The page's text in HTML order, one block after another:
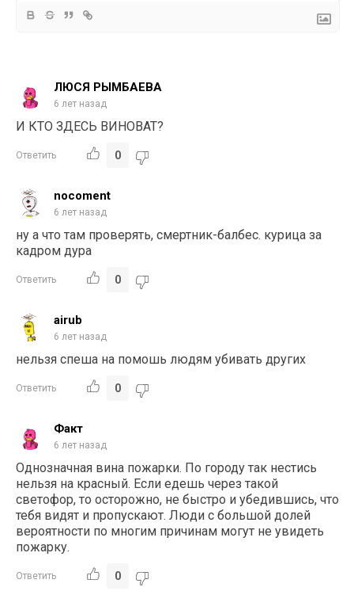
ЛЮСЯ РЫМБАЕВА
6 лет назад
И КТО ЗДЕСЬ ВИНОВАТ?
Ответить 0
nocoment
6 лет назад
ну а что там проверять, смертник-балбес. курица за
кадром дура
Ответить 0
airub
6 лет назад
нельзя спеша на помошь людям убивать других
Ответить 0
Факт
6 лет назад
Однозначная вина пожарки. По городу так нестись
нельзя на красный. Если едешь через такой
светофор, то осторожно, не быстро и убедившись, что
тебя видят и пропускают. Люди с большой долей
вероятности по многим причинам могут не увидеть
пожарку.
Ответить 0